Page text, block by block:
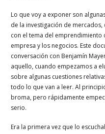
Lo que voy a exponer son
de la investigación de
con el tema del
empresa y los negocios. Este
conversación con Benjamín
aquello, cuando empezamos a
sobre algunas cuestiones
todo lo que van a leer. Al
broma, pero rápidamente
serio.
Era la primera vez que lo